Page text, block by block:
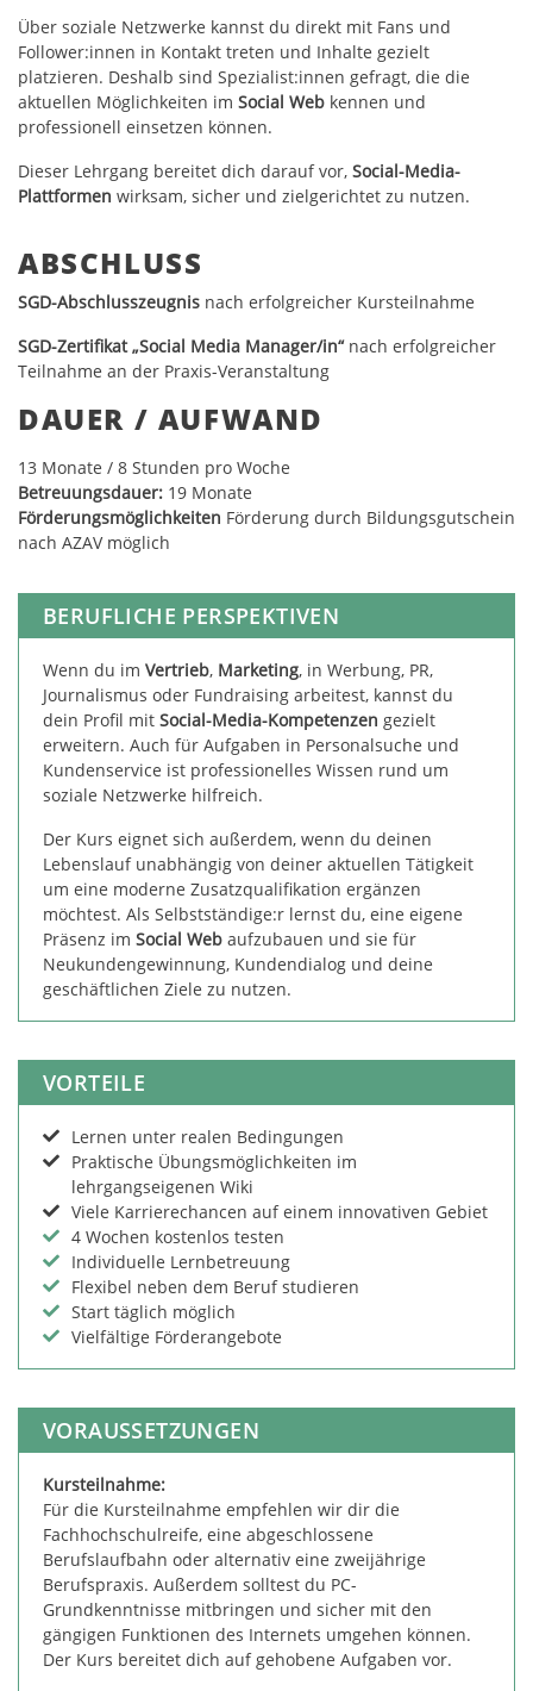
Über soziale Netzwerke kannst du direkt mit Fans und
Follower:innen in Kontakt treten und Inhalte gezielt
platzieren. Deshalb sind Spezialist:innen gefragt, die die
aktuellen Möglichkeiten im Social Web kennen und
professionell einsetzen können.
Dieser Lehrgang bereitet dich darauf vor, Social-Media-
Plattformen wirksam, sicher und zielgerichtet zu nutzen.
ABSCHLUSS
SGD-Abschlusszeugnis nach erfolgreicher Kursteilnahme
SGD-Zertifikat „Social Media Manager/in“nach erfolgreicher
Teilnahme an der Praxis-Veranstaltung
DAUER / AUFWAND
13 Monate / 8 Stunden pro Woche
Betreuungsdauer: 19 Monate
Förderungsmöglichkeiten Förderung durch Bildungsgutschein
nach AZAV möglich
BERUFLICHE PERSPEKTIVEN
Wenn du im Vertrieb, Marketing, in Werbung, PR,
Journalismus oder Fundraising arbeitest, kannst du
dein Profil mit Social-Media-Kompetenzen gezielt
erweitern. Auch für Aufgaben in Personalsuche und
Kundenservice ist professionelles Wissen rund um
soziale Netzwerke hilfreich.
Der Kurs eignet sich außerdem, wenn du deinen
Lebenslauf unabhängig von deiner aktuellen Tätigkeit
um eine moderne Zusatzqualifikation ergänzen
möchtest. Als Selbstständige:r lernst du, eine eigene
Präsenz im Social Web aufzubauen und sie für
Neukundengewinnung, Kundendialog und deine
geschäftlichen Ziele zu nutzen.
VORTEILE
Lernen unter realen Bedingungen
Praktische Übungsmöglichkeiten im
lehrgangseigenen Wiki
Viele Karrierechancen auf einem innovativen Gebiet
4 Wochen kostenlos testen
Individuelle Lernbetreuung
Flexibel neben dem Beruf studieren
Start täglich möglich
Vielfältige Förderangebote
VORAUSSETZUNGEN
Kursteilnahme:
Für die Kursteilnahme empfehlen wir dir die
Fachhochschulreife, eine abgeschlossene
Berufslaufbahn oder alternativ eine zweijährige
Berufspraxis. Außerdem solltest du PC-
Grundkenntnisse mitbringen und sicher mit den
gängigen Funktionen des Internets umgehen können.
Der Kurs bereitet dich auf gehobene Aufgaben vor.